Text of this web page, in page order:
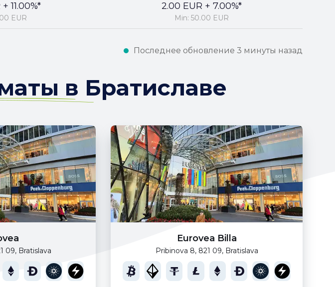
11.00%*
EUR
2.00 EUR + 7.00%*
Min: 50.00 EUR
Последнее обновление 3 минуты назад
в Братиславе
09, Bratislava
Eurovea Billa
Pribinova 8, 821 09, Bratislava